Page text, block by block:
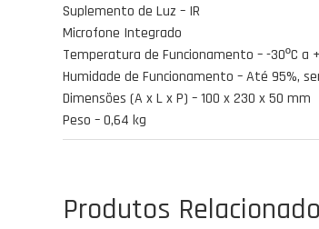
Suplemento de Luz – IR
Microfone Integrado
Temperatura de Funcionamento – -30ºC a
Humidade de Funcionamento – Até 95%,
Dimensões (A x L x P) – 100 x 230 x 50 mm
Peso – 0,64 kg
Produtos